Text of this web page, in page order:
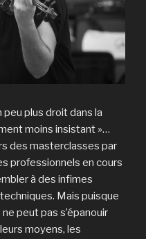
plus droit dans la
moins insistant »…
des masterclasses par
professionnels en cours
à des infimes
Mais puisque
peut pas s’épanouir
moyens, les